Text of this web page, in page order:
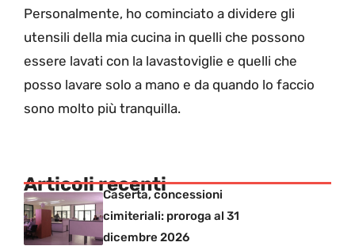
Personalmente, ho cominciato a dividere gli
utensili della mia cucina in quelli che possono
essere lavati con la lavastoviglie e quelli che
posso lavare solo a mano e da quando lo faccio
sono molto più tranquilla.
Articoli recenti
Caserta, concessioni
cimiteriali: proroga al 31
dicembre 2026